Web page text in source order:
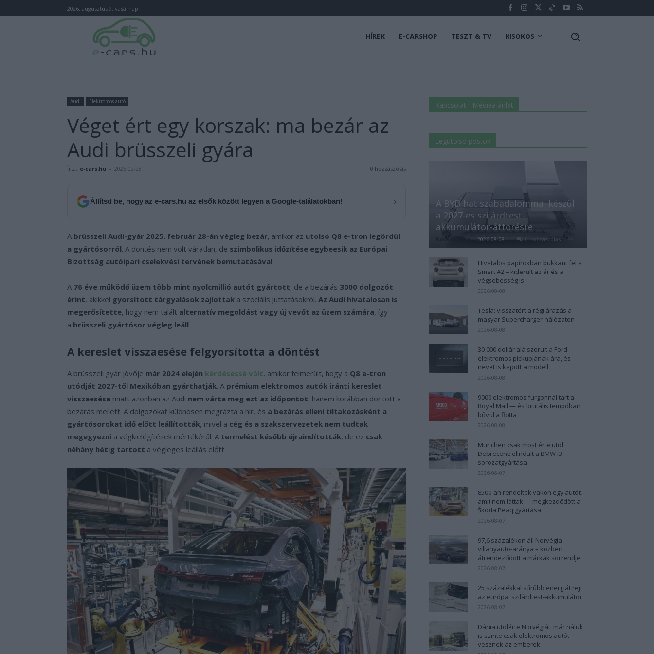
2026. augusztus 9. vasárnap
HÍREK E-CARSHOP TESZT & TV KISOKOS
Audi Elektromos autó
Véget ért egy korszak: ma bezár az
Audi brüsszeli gyára
Írta: e-cars.hu - 2025-02-28 0 hozzászólás
Állítsd be, hogy az e-cars.hu az elsők között legyen a Google-találatokban! ›
A brüsszeli Audi-gyár 2025. február 28-án végleg bezár, amikor az utolsó Q8 e-tron legördül
a gyártósorról. A döntés nem volt váratlan, de szimbolikus időzítése egybeesik az Európai
Bizottság autóipari cselekvési tervének bemutatásával.
A 76 éve működő üzem több mint nyolcmillió autót gyártott, de a bezárás 3000 dolgozót
érint, akikkel gyorsított tárgyalások zajlottak a szociális juttatásokról. Az Audi hivatalosan is
megerősítette, hogy nem talált alternatív megoldást vagy új vevőt az üzem számára, így
a brüsszeli gyártósor végleg leáll.
A kereslet visszaesése felgyorsította a döntést
A brüsszeli gyár jövője már 2024 elején kérdésessé vált, amikor felmerült, hogy a Q8 e-tron
utódját 2027-től Mexikóban gyárthatják. A prémium elektromos autók iránti kereslet
visszaesése miatt azonban az Audi nem várta meg ezt az időpontot, hanem korábban döntött a
bezárás mellett. A dolgozókat különösen megrázta a hír, és a bezárás elleni tiltakozásként a
gyártósorokat idő előtt leállították, mivel a cég és a szakszervezetek nem tudtak
megegyezni a végkielégítések mértékéről. A termelést később újraindították, de ez csak
néhány hétig tartott a végleges leállás előtt.
Kapcsolat - Médiaajánlat
Legutolsó postok
A BYD hat szabadalommal készül
a 2027-es szilárdtest-
akkumulátor-áttörésre
- 2026-08-08 0 hozzászólás
Hivatalos papírokban bukkant fel a
Smart #2 – kiderült az ár és a
végsebesség is
2026-08-08
Tesla: visszatért a régi árazás a
magyar Supercharger-hálózaton
2026-08-08
30 000 dollár alá szorult a Ford
elektromos pickupjának ára, és
nevet is kapott a modell
2026-08-08
9000 elektromos furgonnál tart a
Royal Mail — és brutális tempóban
bővül a flotta
2026-08-08
München csak most érte utol
Debrecent: elindult a BMW i3
sorozatgyártása
2026-08-07
8500-an rendeltek vakon egy autót,
amit nem láttak — megkezdődött a
Škoda Peaq gyártása
2026-08-07
97,6 százalékon áll Norvégia
villanyautó-aránya – közben
átrendeződött a márkák sorrendje
2026-08-07
25 százalékkal sűrűbb energiát rejt
az európai szilárdtest-akkumulátor
2026-08-07
Dánia utolérte Norvégiát: már náluk
is szinte csak elektromos autót
vesznek az emberek